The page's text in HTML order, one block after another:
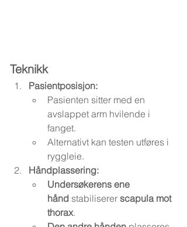
Teknikk
Pasientposisjon:
Pasienten sitter med en
avslappet arm hvilende i
fanget.
Alternativt kan testen utføres i
ryggleie.
Håndplassering:
Undersøkerens ene
hånd stabiliserer scapula mot
thorax.